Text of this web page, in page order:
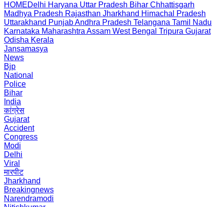
HOMEDelhi Haryana Uttar Pradesh Bihar Chhattisgarh
Madhya Pradesh Rajasthan Jharkhand Himachal Pradesh
Uttarakhand PunjabAndhra Pradesh Telangana Tamil Nadu
Karnataka Maharashtra Assam West Bengal Tripura Gujarat
Odisha Kerala
Jansamasya
News
Bjp
National
Police
Bihar
India
कांग्रेस
Gujarat
Accident
Congress
Modi
Delhi
Viral
मारपीट
Jharkhand
Breakingnews
Narendramodi